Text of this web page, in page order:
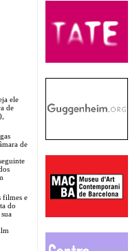
ele
de
de
filmes e
do